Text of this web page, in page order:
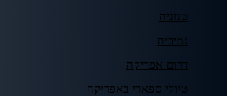
טנזניה
נמיביה
דרום אפריקה
טיולי ספארי באפריקה